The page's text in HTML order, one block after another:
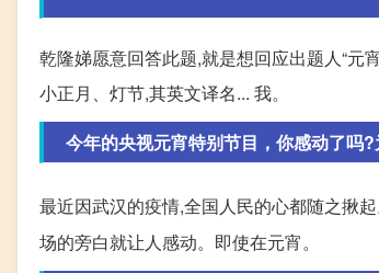
乾隆娣愿意回答此题,就是想回应出题人“元
小正月、灯节,其英文译名... 我。
今年的央视元宵特别节目，你感动了吗
最近因武汉的疫情,全国人民的心都随之揪
场的旁白就让人感动。即使在元宵。